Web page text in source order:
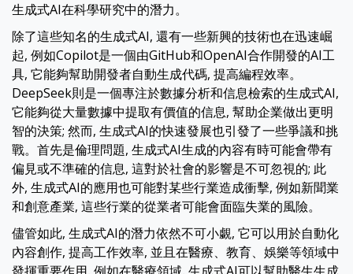
生成式AI在科學研究中的潛力。
除了這些知名的生成式AI, 還有一些新興的技術也在迅速崛
起, 例如Copilot是一個由GitHub和OpenAI合作開發的AI工
具, 它能夠幫助開發者自動生成代碼, 提高編程效率。
DeepSeek則是一個專注於數據分析和信息檢索的生成式AI,
它能夠從大量數據中提取有價值的信息, 幫助企業做出更明
智的決策; 然而, 生成式AI的快速發展也引發了一些爭議和挑
戰。首先是倫理問題, 生成式AI生成的內容有時可能會帶有
偏見或不準確的信息, 這對於社會的影響是不可忽視的; 此
外, 生成式AI的應用也可能對某些行業造成衝擊, 例如新聞業
和創意產業, 這些行業的從業者可能會面臨失業的風險。
儘管如此, 生成式AI的潛力依然不可小覷, 它可以用於自動化
內容創作, 提高工作效率, 並且在醫療、教育、娛樂等領域中